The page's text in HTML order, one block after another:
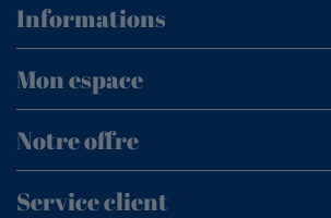
Informations
Mon espace
Notre offre
Service client